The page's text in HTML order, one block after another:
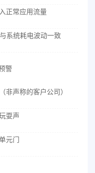
正常应用流量
系统耗电波动一致
警
非声称的客户公司）
耍声
元门